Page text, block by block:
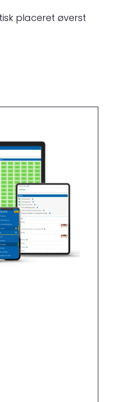
placeret øverst